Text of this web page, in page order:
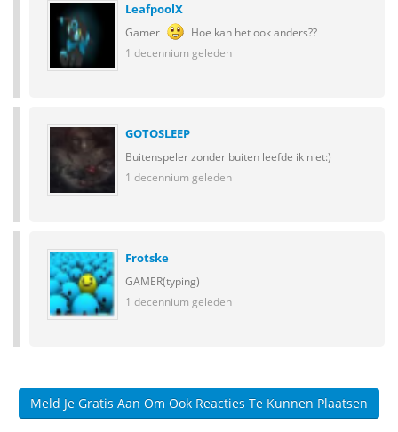
LeafpoolX
Gamer
Hoe kan het ook anders??
1 decennium geleden
GOTOSLEEP
Buitenspeler zonder buiten leefde ik niet:)
1 decennium geleden
Frotske
GAMER(typing)
1 decennium geleden
Meld Je Gratis Aan Om Ook Reacties Te Kunnen Plaatsen